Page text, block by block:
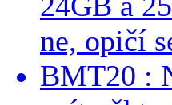
ne, opičí
BMT20 :